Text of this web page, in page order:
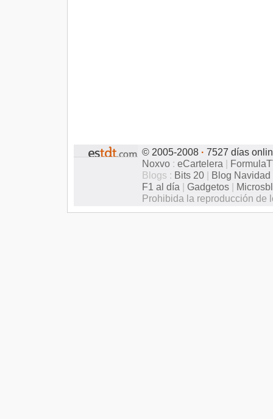
© 2005-2008 · 7527 días
Noxvo : eCartelera |
Blogs : Bits 20 | Blog Navidad
F1 al día | Gadgetos |
Prohibida la reproducción de